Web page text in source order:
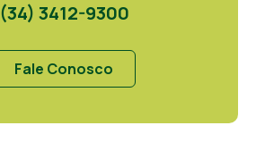
(34) 3412-9300
Fale Conosco